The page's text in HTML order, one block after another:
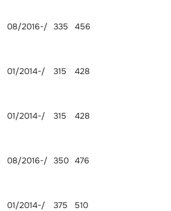
08/2016-/ 335 456
01/2014-/ 315 428
01/2014-/ 315 428
08/2016-/ 350 476
01/2014-/ 375 510